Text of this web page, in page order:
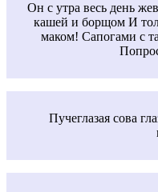
Он с утра весь день
кашей и борщом И
маком! Сапогами с
Пучеглазая сова